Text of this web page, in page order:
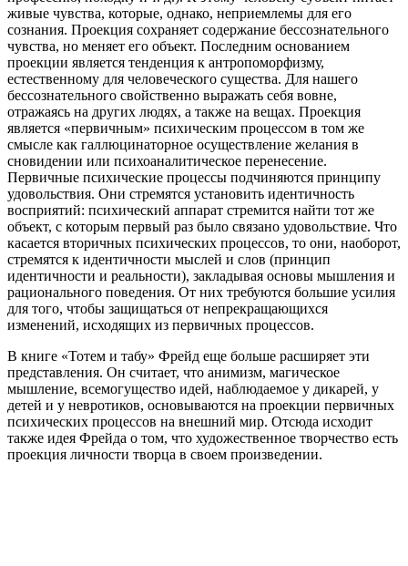
живые чувства, которые, однако, неприемлемы для его
сознания. Проекция сохраняет содержание бессознательного
чувства, но меняет его объект. Последним основанием
проекции является тенденция к антропоморфизму,
естественному для человеческого существа. Для нашего
бессознательного свойственно выражать себя вовне,
отражаясь на других людях, а также на вещах. Проекция
является «первичным» психическим процессом в том же
смысле как галлюцинаторное осуществление желания в
сновидении или психоаналитическое перенесение.
Первичные психические процессы подчиняются принципу
удовольствия. Они стремятся установить идентичность
восприятий: психический аппарат стремится найти тот же
объект, с которым первый раз было связано удовольствие. Что
касается вторичных психических процессов, то они, наоборот,
стремятся к идентичности мыслей и слов (принцип
идентичности и реальности), закладывая основы мышления и
рационального поведения. От них требуются большие усилия
для того, чтобы защищаться от непрекращающихся
изменений, исходящих из первичных процессов.
В книге «Тотем и табу» Фрейд еще больше расширяет эти
представления. Он считает, что анимизм, магическое
мышление, всемогущество идей, наблюдаемое у дикарей, у
детей и у невротиков, основываются на проекции первичных
психических процессов на внешний мир. Отсюда исходит
также идея Фрейда о том, что художественное творчество есть
проекция личности творца в своем произведении.